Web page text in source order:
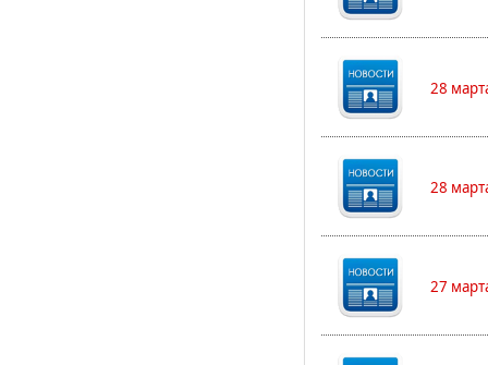
28
28
27